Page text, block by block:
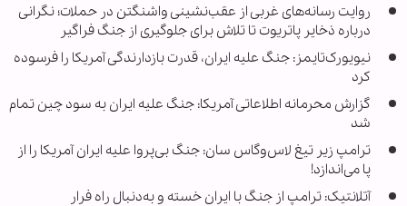
روایت رسانه‌های غربی از عقب‌نشینی واشنگتن در حملات؛ نگرانی
درباره ذخایر پاتریوت تا تلاش برای جلوگیری از جنگ فراگیر
نیویورک‌تایمز: جنگ علیه ایران، قدرت بازدارندگی آمریکا را فرسوده
کرد
گزارش محرمانه اطلاعاتی آمریکا: جنگ علیه ایران به سود چین تمام
شد
ترامپ زیر تیغ لاس‌وگاس سان: جنگ بی‌پروا علیه ایران آمریکا را از
پا می‌اندازد!
آتلانتیک: ترامپ از جنگ با ایران خسته و به‌دنبال راه فرار